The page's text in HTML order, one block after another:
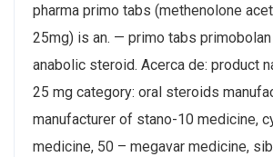
pharma primo tabs (methenolone
25mg) is an. — primo tabs
anabolic steroid. Acerca de: product
25 mg category: oral steroids
manufacturer of stano-10 medicine,
medicine, 50 – megavar medicine,